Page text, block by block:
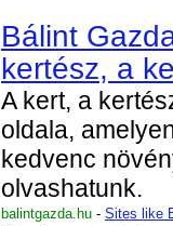
Bálint
kertész, a
A kert, a
oldala,
kedvenc
olvashatunk.
balintgazda.hu - Sites like